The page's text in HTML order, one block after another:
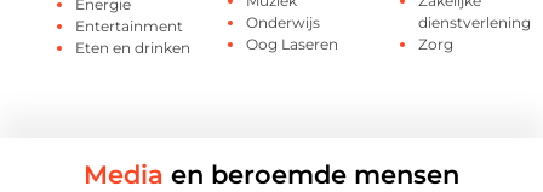
Energie
Entertainment
Eten en drinken
Onderwijs
Oog Laseren
dienstverlening
Zorg
Media en beroemde mensen